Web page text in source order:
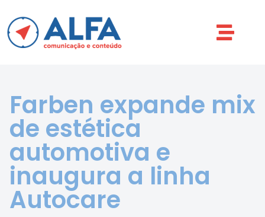
Farben expande mix
de estética
automotiva e
inaugura a linha
Autocare